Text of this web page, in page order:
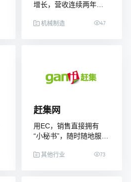
增长，营收连续两年增
机械制造 47
赶集网
用EC，销售直接拥有
“小秘书”，随时随地服
其他行业 73